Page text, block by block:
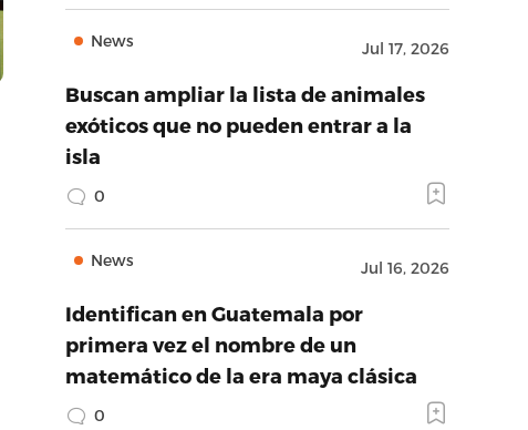
News Jul 17, 2026
Buscan ampliar la lista de animales
exóticos que no pueden entrar a la
isla
0
News Jul 16, 2026
Identifican en Guatemala por
primera vez el nombre de un
matemático de la era maya clásica
0